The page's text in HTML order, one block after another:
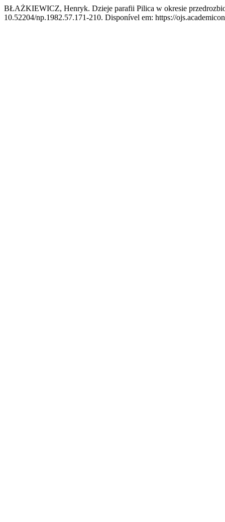
BŁAŻKIEWICZ, Henryk. Dzieje parafii Pilica w okresie
10.52204/np.1982.57.171-210. Disponível em: https://